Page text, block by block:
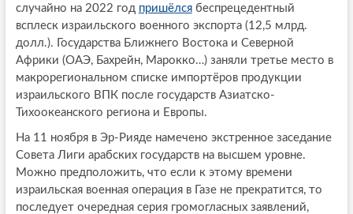
случайно на 2022 год пришёлсябеспрецедентный
всплеск израильского военного экспорта (12,5 млрд.
долл.). Государства Ближнего Востока и Северной
Африки (ОАЭ, Бахрейн, Марокко…) заняли третье место в
макрорегиональном списке импортёров продукции
израильского ВПК после государств Азиатско-
Тихоокеанского региона и Европы.
На 11 ноября в Эр-Рияде намечено экстренное заседание
Совета Лиги арабских государств на высшем уровне.
Можно предположить, что если к этому времени
израильская военная операция в Газе не прекратится, то
последует очередная серия громогласных заявлений,